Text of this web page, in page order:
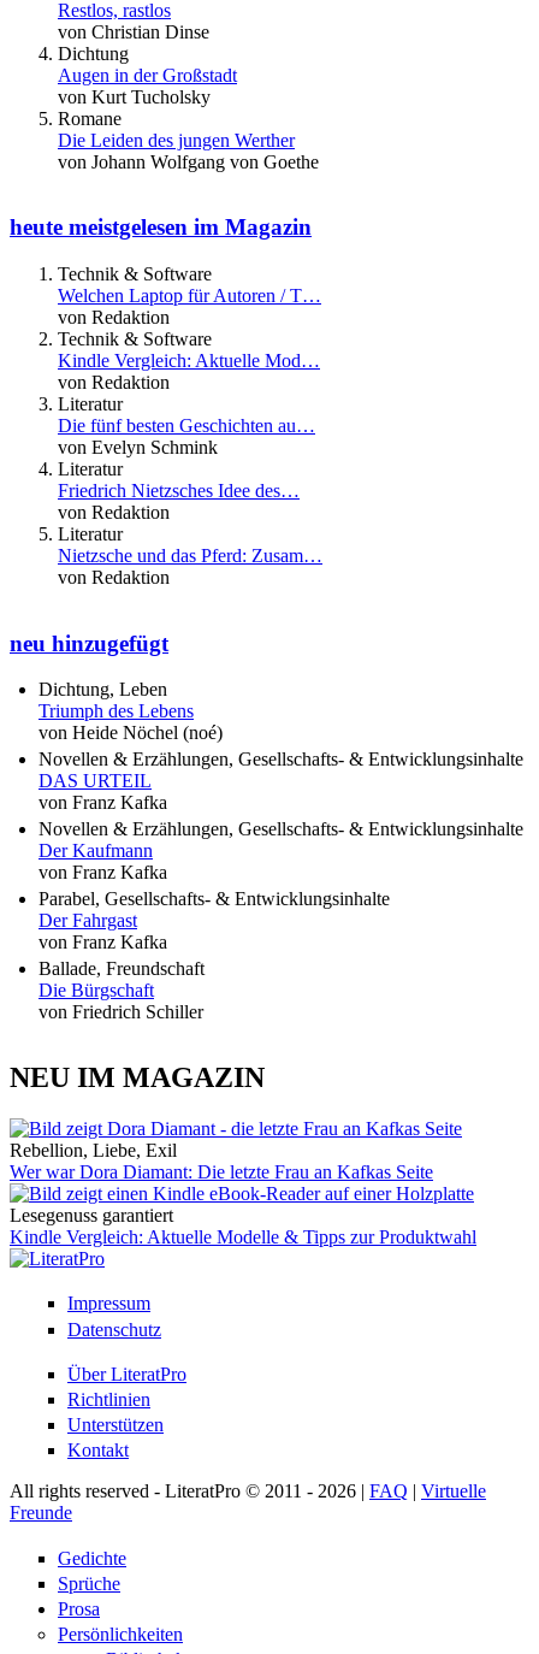
Restlos, rastlos
von Christian Dinse
Dichtung
Augen in der Großstadt
von Kurt Tucholsky
Romane
Die Leiden des jungen Werther
von Johann Wolfgang von Goethe
heute meistgelesen im Magazin
Technik & Software
Welchen Laptop für Autoren / T…
von Redaktion
Technik & Software
Kindle Vergleich: Aktuelle Mod…
von Redaktion
Literatur
Die fünf besten Geschichten au…
von Evelyn Schmink
Literatur
Friedrich Nietzsches Idee des…
von Redaktion
Literatur
Nietzsche und das Pferd: Zusam…
von Redaktion
neu hinzugefügt
Dichtung, Leben
Triumph des Lebens
von Heide Nöchel (noé)
Novellen & Erzählungen, Gesellschafts- & Entwicklungsinhalte
DAS URTEIL
von Franz Kafka
Novellen & Erzählungen, Gesellschafts- & Entwicklungsinhalte
Der Kaufmann
von Franz Kafka
Parabel, Gesellschafts- & Entwicklungsinhalte
Der Fahrgast
von Franz Kafka
Ballade, Freundschaft
Die Bürgschaft
von Friedrich Schiller
NEU IM MAGAZIN
Rebellion, Liebe, Exil
Wer war Dora Diamant: Die letzte Frau an Kafkas Seite
Lesegenuss garantiert
Kindle Vergleich: Aktuelle Modelle & Tipps zur Produktwahl
Impressum
Datenschutz
Über LiteratPro
Richtlinien
Unterstützen
Kontakt
All rights reserved - LiteratPro © 2011 - 2026 | FAQ | Virtuelle
Freunde
Gedichte
Sprüche
Prosa
Persönlichkeiten